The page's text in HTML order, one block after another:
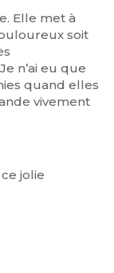
Elle met à
soit
n’ai eu que
quand elles
vivement
jolie